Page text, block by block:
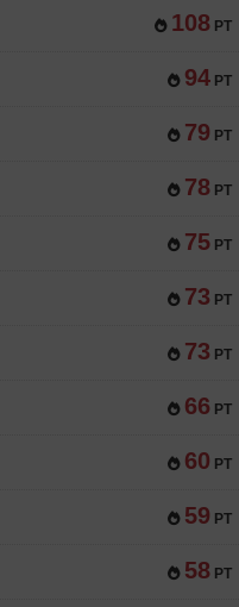
108 PT
94 PT
79 PT
78 PT
75 PT
73 PT
73 PT
66 PT
60 PT
59 PT
58 PT